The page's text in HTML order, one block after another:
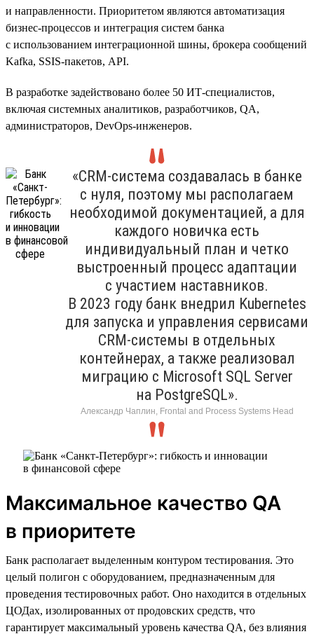
и направленности. Приоритетом являются автоматизация
бизнес-процессов и интеграция систем банка
с использованием интеграционной шины, брокера сообщений
Kafka, SSIS-пакетов, API.
В разработке задействовано более 50 ИТ-специалистов,
включая системных аналитиков, разработчиков, QA,
администраторов, DevOps-инженеров.
«CRM-система создавалась в банке
с нуля, поэтому мы располагаем
необходимой документацией, а для
каждого новичка есть
индивидуальный план и четко
выстроенный процесс адаптации
с участием наставников.
В 2023 году банк внедрил Kubernetes
для запуска и управления сервисами
CRM-системы в отдельных
контейнерах, а также реализовал
миграцию с Microsoft SQL Server
на PostgreSQL».
Александр Чаплин, Frontal and Process Systems Head
Максимальное качество QA
в приоритете
Банк располагает выделенным контуром тестирования. Это
целый полигон с оборудованием, предназначенным для
проведения тестировочных работ. Оно находится в отдельных
ЦОДах, изолированных от продовских средств, что
гарантирует максимальный уровень качества QA, без влияния